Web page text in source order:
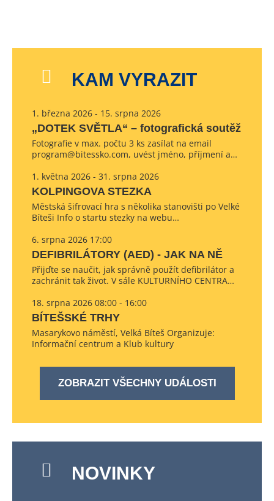
KAM VYRAZIT
1. března 2026 - 15. srpna 2026
„DOTEK SVĚTLA“ – fotografická soutěž
Fotografie v max. počtu 3 ks zasílat na email
program@bitessko.com, uvést jméno, příjmení a…
1. května 2026 - 31. srpna 2026
KOLPINGOVA STEZKA
Městská šifrovací hra s několika stanovišti po Velké
Bíteši Info o startu stezky na webu…
6. srpna 2026 17:00
DEFIBRILÁTORY (AED) - JAK NA NĚ
Přijďte se naučit, jak správně použít defibrilátor a
zachránit tak život. V sále KULTURNÍHO CENTRA…
18. srpna 2026 08:00 - 16:00
BÍTEŠSKÉ TRHY
Masarykovo náměstí, Velká Bíteš Organizuje:
Informační centrum a Klub kultury
ZOBRAZIT VŠECHNY UDÁLOSTI
NOVINKY